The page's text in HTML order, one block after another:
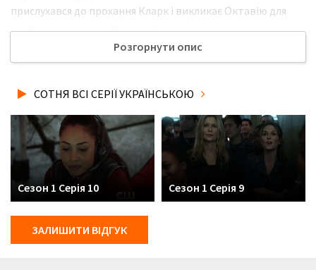
прислухався до прохання Кларк і викликає Октавію для
серйозної розмови. "Ковчег" припиняє своє існування.
Розплющивши очі, Монті і Кларк, не розуміють, де вони
дивились нову 13 серію серіалу Сотня українською мовою,
Розгорнути опис
СОТНЯ ВСІ СЕРІЇ УКРАЇНСЬКОЮ
Сезон 1 Серія 10 Сезон 1 Серія 9
ЗАЛИШИТИ ВІДГУК